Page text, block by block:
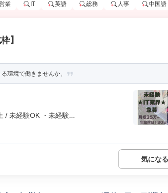
業 IT 英語 総務 人事 中国語
】
環境で働きませんか。
/ 未経験OK ・未経験...
気になる